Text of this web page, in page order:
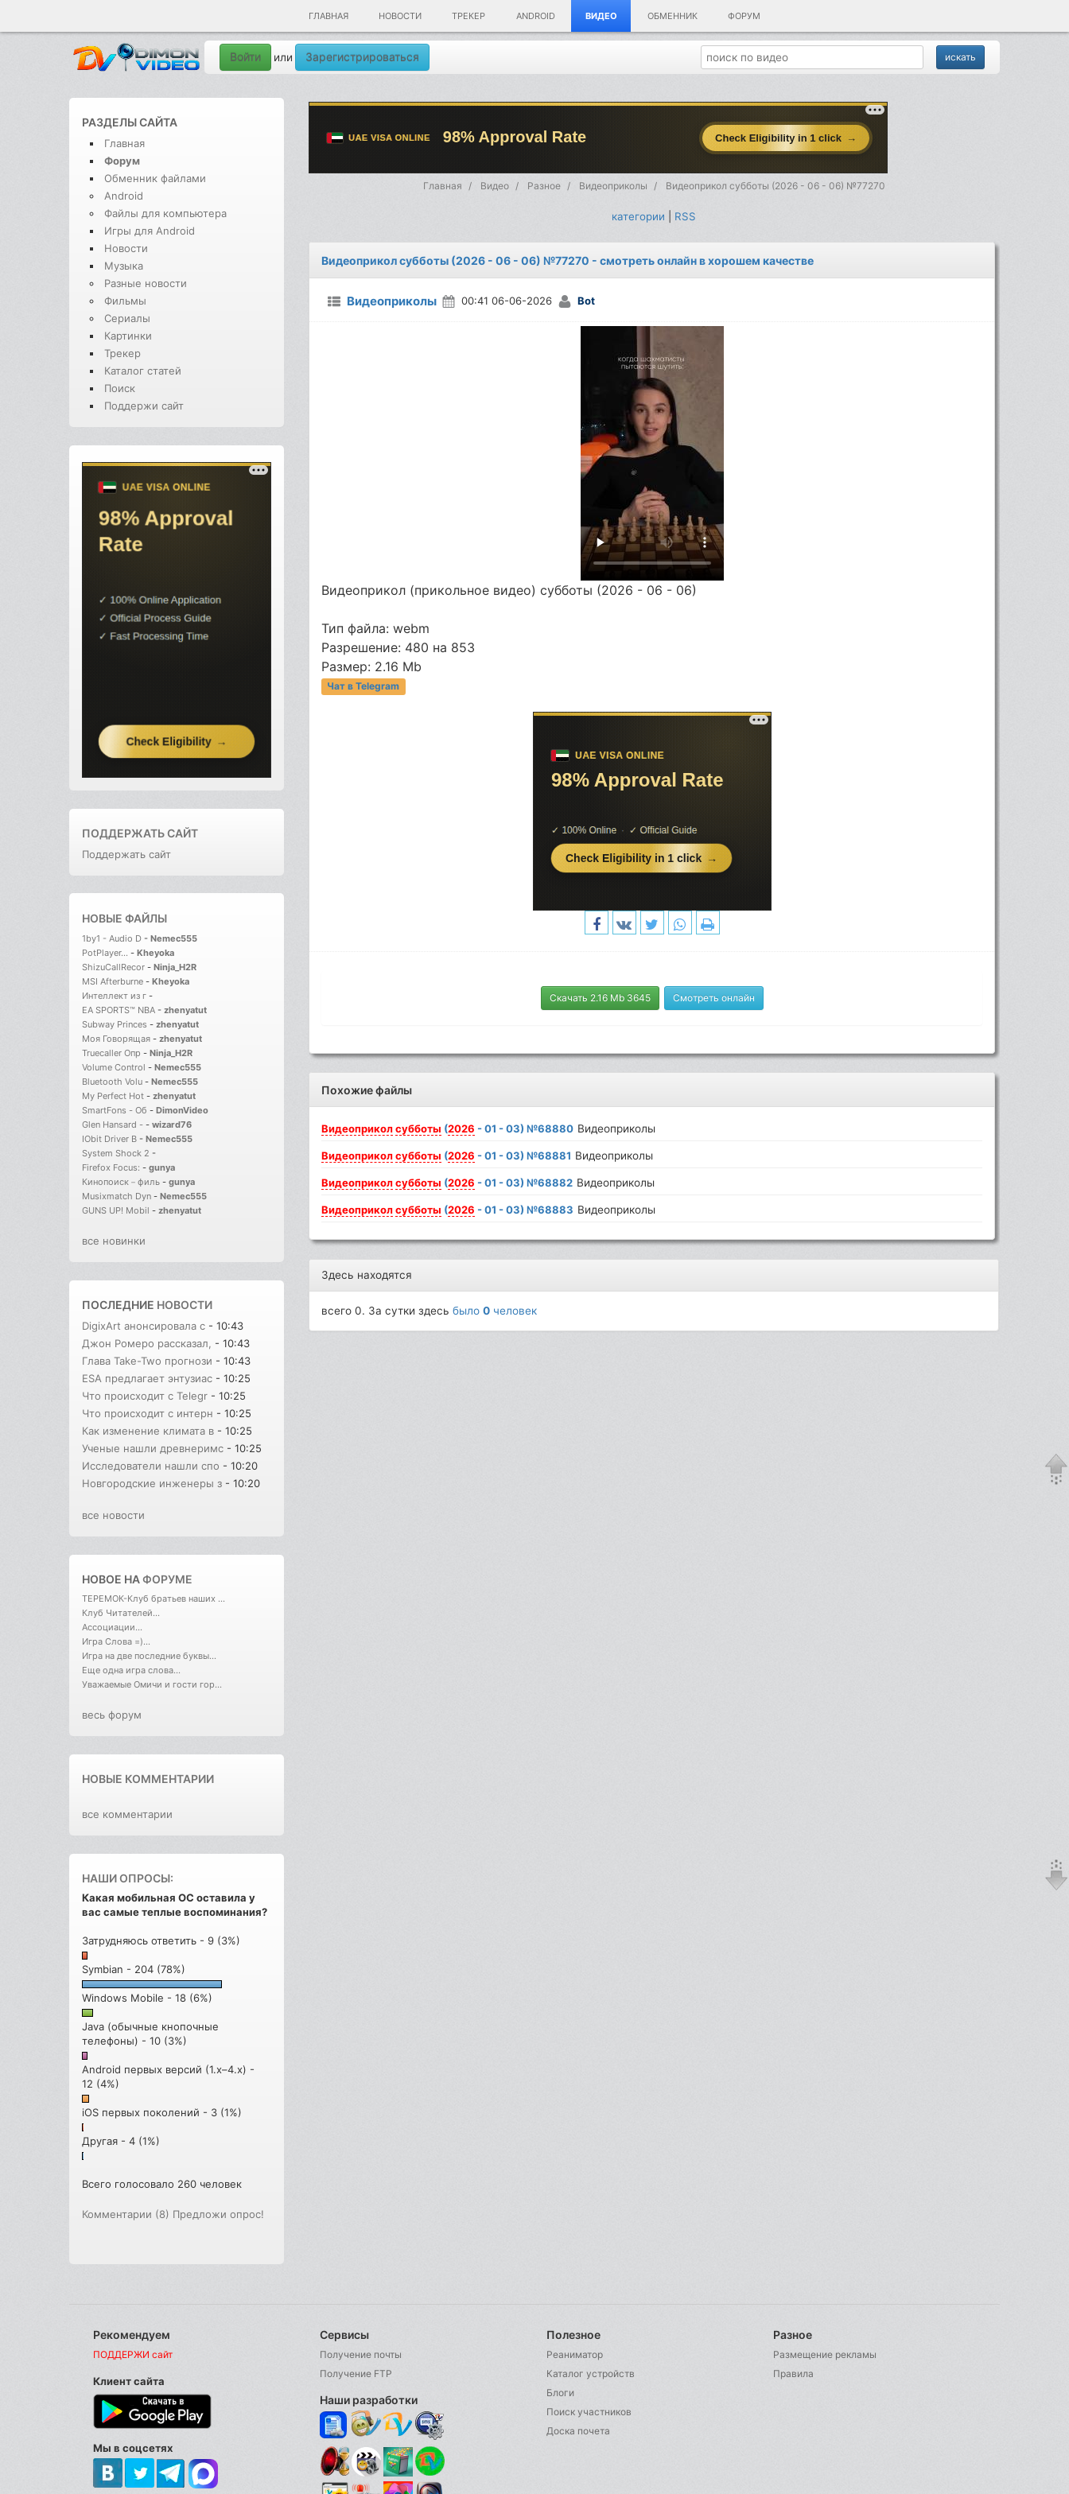
ГЛАВНАЯ НОВОСТИ ТРЕКЕР ANDROID ВИДЕО ОБМЕННИК ФОРУМ
Войти или Зарегистрироваться
РАЗДЕЛЫ САЙТА
Главная
Форум
Обменник файлами
Android
Файлы для компьютера
Игры для Android
Новости
Музыка
Разные новости
Фильмы
Сериалы
Картинки
Трекер
Каталог статей
Поиск
Поддержи сайт
ПОДДЕРЖАТЬ САЙТ
Поддержать сайт
НОВЫЕ ФАЙЛЫ
1by1 - Audio D - Nemec555
PotPlayer... - Kheyoka
ShizuCallRecor - Ninja_H2R
MSI Afterburne - Kheyoka
Интеллект из г -
EA SPORTS™ NBA - zhenyatut
Subway Princes - zhenyatut
Моя Говорящая - zhenyatut
Truecaller Опр - Ninja_H2R
Volume Control - Nemec555
Bluetooth Volu - Nemec555
My Perfect Hot - zhenyatut
SmartFons - Об - DimonVideo
Glen Hansard - - wizard76
IObit Driver B - Nemec555
System Shock 2 -
Firefox Focus: - gunya
Кинопоиск－филь - gunya
Musixmatch Dyn - Nemec555
GUNS UP! Mobil - zhenyatut
все новинки
ПОСЛЕДНИЕ НОВОСТИ
DigixArt анонсировала с - 10:43
Джон Ромеро рассказал, - 10:43
Глава Take-Two прогнози - 10:43
ESA предлагает энтузиас - 10:25
Что происходит с Telegr - 10:25
Что происходит с интерн - 10:25
Как изменение климата в - 10:25
Ученые нашли древнеримс - 10:25
Исследователи нашли спо - 10:20
Новгородские инженеры з - 10:20
все новости
НОВОЕ НАФОРУМЕ
ТЕРЕМОК-Клуб братьев наших ...
Клуб Читателей...
Ассоциации...
Игра Слова =)...
Игра на две последние буквы...
Еще одна игра слова...
Уважаемые Омичи и гости гор...
весь форум
НОВЫЕ КОММЕНТАРИИ
все комментарии
НАШИ ОПРОСЫ:
Какая мобильная ОС оставила у
вас самые теплые воспоминания?
Затрудняюсь ответить - 9 (3%)
Symbian - 204 (78%)
Windows Mobile - 18 (6%)
Java (обычные кнопочные
телефоны) - 10 (3%)
Android первых версий (1.x–4.x) -
12 (4%)
iOS первых поколений - 3 (1%)
Другая - 4 (1%)
Всего голосовало 260 человек
Комментарии (8) Предложи опрос!
Главная Видео Разное Видеоприколы Видеоприкол субботы (2026 - 06 - 06) №77270
категории RSS
Видеоприкол субботы (2026 - 06 - 06) №77270 - смотреть онлайн в хорошем качестве
Видеоприколы 00:41 06-06-2026 Bot
Видеоприкол (прикольное видео) субботы (2026 - 06 - 06)
Тип файла: webm
Разрешение: 480 на 853
Размер: 2.16 Mb
Чат в Telegram
Скачать 2.16 Mb 3645 Смотреть онлайн
Похожие файлы
Видеоприколсубботы (2026 - 01 - 03) №68880 Видеоприколы
Видеоприколсубботы (2026 - 01 - 03) №68881 Видеоприколы
Видеоприколсубботы (2026 - 01 - 03) №68882 Видеоприколы
Видеоприколсубботы (2026 - 01 - 03) №68883 Видеоприколы
Здесь находятся
всего 0. За сутки здесьбыло0 человек
Рекомендуем
ПОДДЕРЖИ сайт
Клиент сайта
Мы в соцсетях
Сервисы
Получение почты
Получение FTP
Наши разработки
Полезное
Реаниматор
Каталог устройств
Блоги
Поиск участников
Доска почета
Разное
Размещение рекламы
Правила